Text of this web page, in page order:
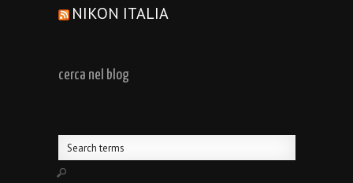
NIKON ITALIA
cerca nel blog